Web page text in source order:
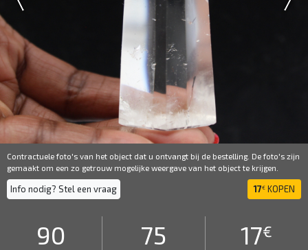
Contractuele foto's van het object dat u ontvangt bij de bestelling. De foto's zijn
gemaakt om een ​​zo getrouw mogelijke weergave van het object te krijgen.
Info nodig? Stel een vraag 17€ KOPEN
90 75 17€